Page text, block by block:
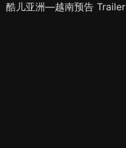
酷儿亚洲—越南预告 Trailer